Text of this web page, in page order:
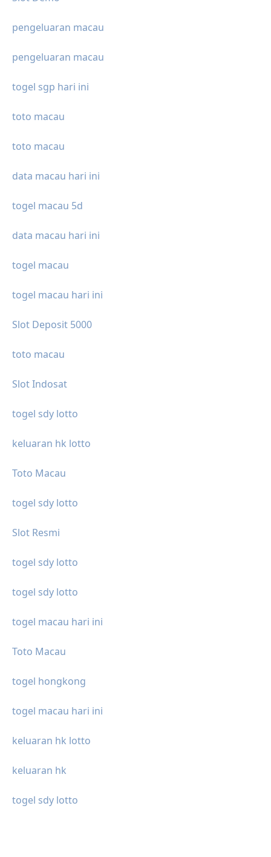
pengeluaran macau
pengeluaran macau
togel sgp hari ini
toto macau
toto macau
data macau hari ini
togel macau 5d
data macau hari ini
togel macau
togel macau hari ini
Slot Deposit 5000
toto macau
Slot Indosat
togel sdy lotto
keluaran hk lotto
Toto Macau
togel sdy lotto
Slot Resmi
togel sdy lotto
togel sdy lotto
togel macau hari ini
Toto Macau
togel hongkong
togel macau hari ini
keluaran hk lotto
keluaran hk
togel sdy lotto